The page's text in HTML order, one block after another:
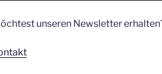
unseren Newsletter